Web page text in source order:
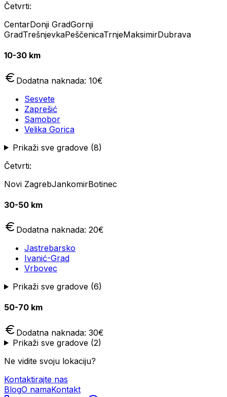
Četvrti:
CentarDonji GradGornji
GradTrešnjevkaPeščenicaTrnjeMaksimirDubrava
10-30 km
Dodatna naknada: 10€
Sesvete
Zaprešić
Samobor
Velika Gorica
Prikaži sve gradove (8)
Četvrti:
Novi ZagrebJankomirBotinec
30-50 km
Dodatna naknada: 20€
Jastrebarsko
Ivanić-Grad
Vrbovec
Prikaži sve gradove (6)
50-70 km
Dodatna naknada: 30€
Prikaži sve gradove (2)
Ne vidite svoju lokaciju?
Kontaktirajte nas
BlogO namaKontakt